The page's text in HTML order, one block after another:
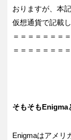
おりますが、本
仮想通貨で記載
＝＝＝＝＝＝＝
＝＝＝＝＝＝＝
そもそもEnigma
Enigmaはアメリ